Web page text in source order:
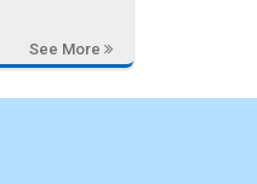
See More